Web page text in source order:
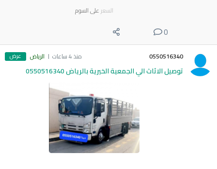
السعر على السوم
0
0550516340 منذ 4 ساعات الرياض عرض
توصيل الاثاث الي الجمعية الخيرية بالرياض 0550516340